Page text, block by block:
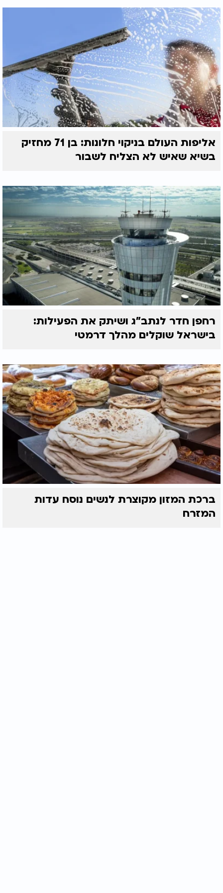
אליפות העולם בניקוי חלונות: בן 71 מחזיק
בשיא שאיש לא הצליח לשבור
רחפן חדר לנתב"ג ושיתק את הפעילות:
בישראל שוקלים מהלך דרמטי
ברכת המזון מקוצרת לנשים נוסח עדות
המזרח